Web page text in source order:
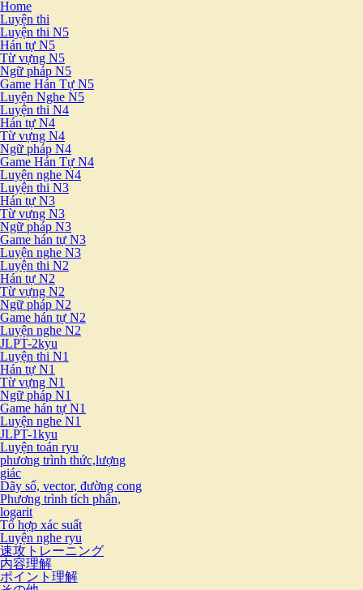
Home
Luyện thi
Luyện thi N5
Hán tự N5
Từ vựng N5
Ngữ pháp N5
Game Hán Tự N5
Luyện Nghe N5
Luyện thi N4
Hán tự N4
Từ vựng N4
Ngữ pháp N4
Game Hán Tự N4
Luyện nghe N4
Luyện thi N3
Hán tự N3
Từ vựng N3
Ngữ pháp N3
Game hán tự N3
Luyện nghe N3
Luyện thi N2
Hán tự N2
Từ vựng N2
Ngữ pháp N2
Game hán tự N2
Luyện nghe N2
JLPT-2kyu
Luyện thi N1
Hán tự N1
Từ vựng N1
Ngữ pháp N1
Game hán tự N1
Luyện nghe N1
JLPT-1kyu
Luyện toán ryu
phương trình thức,lượng
giác
Dãy số, vector, đường cong
Phương trình tích phân,
logarit
Tổ hợp xác suất
Luyện nghe ryu
速攻トレーニング
内容理解
ポイント理解